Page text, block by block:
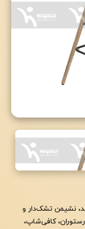
به
نشیمن تشک‌دار و
رستوران، کافی‌شاپ،